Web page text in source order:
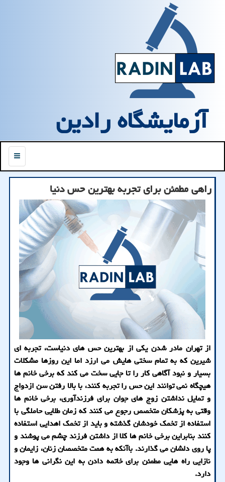
آزمایشگاه رادین
منو
راهی مطمئن برای تجربه بهترین حس دنیا
از تهران مادر شدن یکی از بهترین حس های دنیاست، تجربه ای
شیرین که به تمام سختی هایش می ارزد اما این روزها مشکلات
بسیار و نبود آگاهی کار را تا جایی سخت می کند که برخی خانم ها
هیچگاه نمی توانند این حس را تجربه کنند، با بالا رفتن سن ازدواج
و تمایل نداشتن زوج های جوان برای فرزندآوری، برخی خانم ها
وقتی به پزشکان متخصص رجوع می کنند که زمان طلایی حاملگی با
استفاده از تخمک خودشان گذشته و باید از تخمک اهدایی استفاده
کنند بنابراین برخی خانم ها کلا از داشتن فرزند چشم می پوشند و
پا روی دلشان می گذارند. باآنکه به همت متخصصان زنان، زایمان و
نازایی راه هایی مطمئن برای خاتمه دادن به این نگرانی ها وجود
دارد.